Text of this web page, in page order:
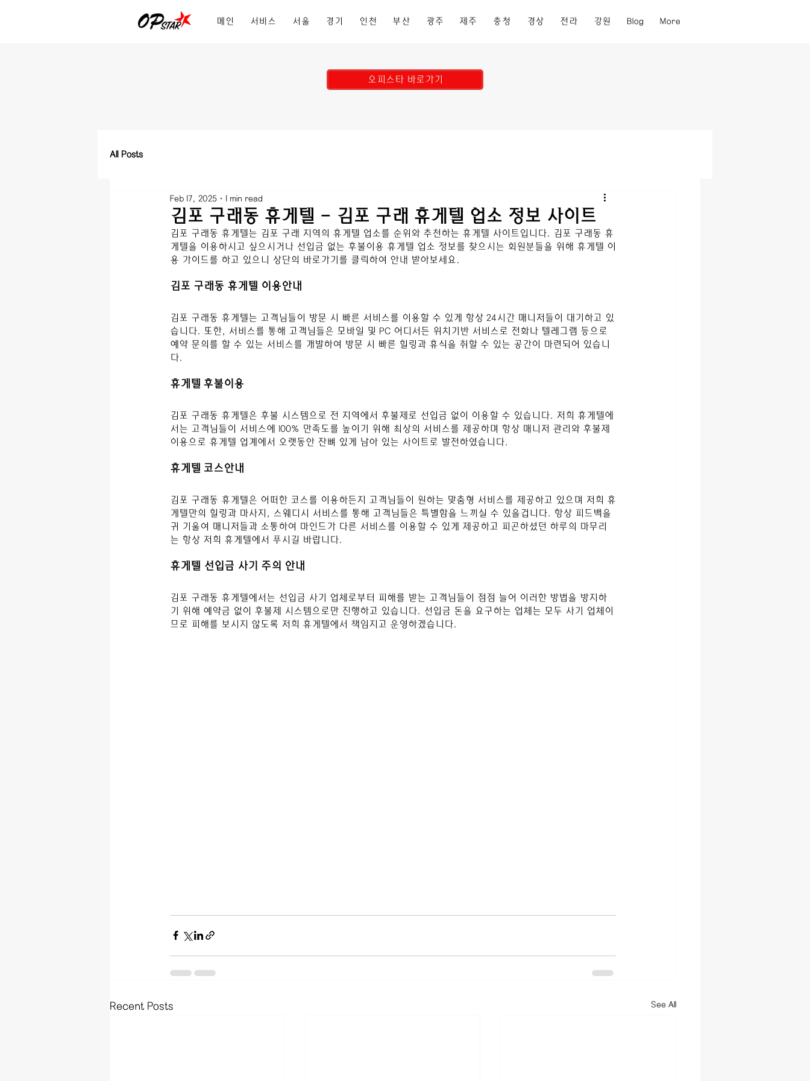
메인 서비스 서울 경기 인천 부산 광주 제주 충청 경상 전라 강원 Blog More
오피스타 바로가기
All Posts
김포 구래동 휴게텔 - 김포 구래 휴게텔 업소 정보 사이트
Feb 17, 2025 1 min read
김포 구래동 휴게텔는 김포 구래 지역의 휴게텔 업소를 순위와 추천하는 휴게텔 사이트입니다. 김포 구래동 휴
게텔을 이용하시고 싶으시거나 선입금 없는 후불이용 휴게텔 업소 정보를 찾으시는 회원분들을 위해 휴게텔 이
용 가이드를 하고 있으니 상단의 바로가기를 클릭하여 안내 받아보세요.
김포 구래동 휴게텔 이용안내
김포 구래동 휴게텔는 고객님들이 방문 시 빠른 서비스를 이용할 수 있게 항상 24시간 매니저들이 대기하고 있
습니다. 또한, 서비스를 통해 고객님들은 모바일 및 PC 어디서든 위치기반 서비스로 전화나 텔레그램 등으로
예약 문의를 할 수 있는 서비스를 개발하여 방문 시 빠른 힐링과 휴식을 취할 수 있는 공간이 마련되어 있습니
다.
휴게텔 후불이용
김포 구래동 휴게텔은 후불 시스템으로 전 지역에서 후불제로 선입금 없이 이용할 수 있습니다. 저희 휴게텔에
서는 고객님들이 서비스에 100% 만족도를 높이기 위해 최상의 서비스를 제공하며 항상 매니저 관리와 후불제
이용으로 휴게텔 업계에서 오랫동안 잔뼈 있게 남아 있는 사이트로 발전하였습니다.
휴게텔 코스안내
김포 구래동 휴게텔은 어떠한 코스를 이용하든지 고객님들이 원하는 맞춤형 서비스를 제공하고 있으며 저희 휴
게텔만의 힐링과 마사지, 스웨디시 서비스를 통해 고객님들은 특별함을 느끼실 수 있을겁니다. 항상 피드백을
귀 기울여 매니저들과 소통하여 마인드가 다른 서비스를 이용할 수 있게 제공하고 피곤하셨던 하루의 마무리
는 항상 저희 휴게텔에서 푸시길 바랍니다.
휴게텔 선입금 사기 주의 안내
김포 구래동 휴게텔에서는 선입금 사기 업체로부터 피해를 받는 고객님들이 점점 늘어 이러한 방법을 방지하
기 위해 예약금 없이 후불제 시스템으로만 진행하고 있습니다. 선입금 돈을 요구하는 업체는 모두 사기 업체이
므로 피해를 보시지 않도록 저희 휴게텔에서 책임지고 운영하겠습니다.
Recent Posts See All